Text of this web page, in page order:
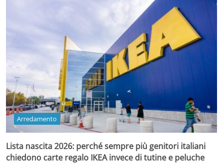
Arredamento
Lista nascita 2026: perché sempre più genitori italiani
chiedono carte regalo IKEA invece di tutine e peluche